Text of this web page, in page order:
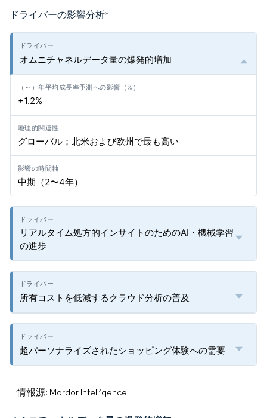
ドライバーの影響分析*
オムニチャネルデータ量の爆発的増加
+1.2%
グローバル；北米および欧州で最も高い
中期（2〜4年）
リアルタイム処方的インサイトのためのAI・機械学習
の進歩
所有コストを低減するクラウド分析の普及
超パーソナライズされたショッピング体験への需要
情報源: Mordor Intelligence